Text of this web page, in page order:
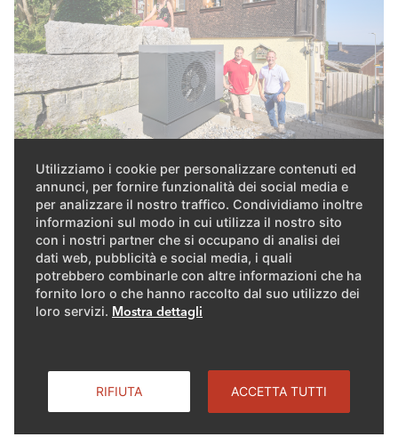
Utilizziamo i cookie per personalizzare contenuti ed
annunci, per fornire funzionalità dei social media e
per analizzare il nostro traffico. Condividiamo inoltre
informazioni sul modo in cui utilizza il nostro sito
con i nostri partner che si occupano di analisi dei
dati web, pubblicità e social media, i quali
potrebbero combinarle con altre informazioni che ha
fornito loro o che hanno raccolto dal suo utilizzo dei
loro servizi. Mostra dettagli
RIFIUTA ACCETTA TUTTI
Trecento anni di storia e un
nuovo riscaldamento
Una parte di una casa a Wädenswil (ZH) è stata riscaldata
per molto tempo con la legna e in seguito con